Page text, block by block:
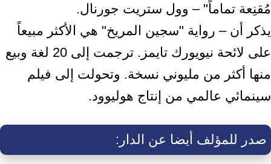
مُقنِعة تماماً" – وول ستريت جورنال.
يذكر أن – رواية "سجين المريخ" هي الأكثر مبيعاً
على لائحة نيويورك تايمز. ترجمت إلى 20 لغة وبيع
منها أكثر من مليوني نسخة. وتحولت إلى فيلم
سينمائي عالمي من إنتاج هوليوود.
صدر للمؤلف أيضا عن الدار: